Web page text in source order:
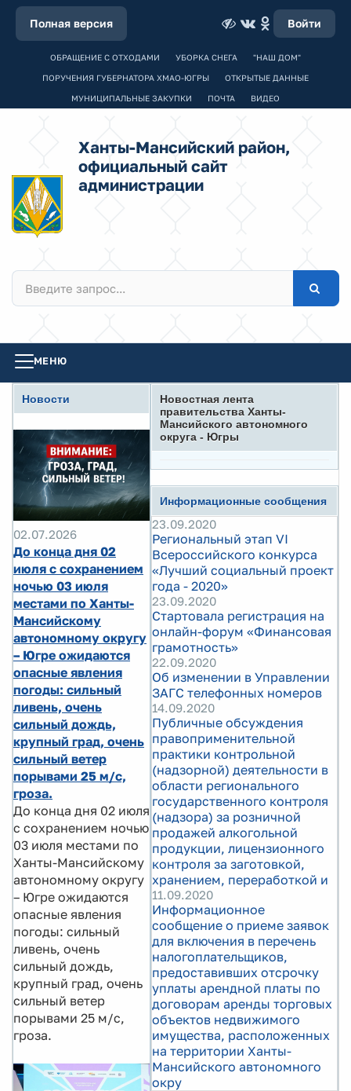
Полная версия Войти
ОБРАЩЕНИЕ С ОТХОДАМИ УБОРКА СНЕГА "НАШ ДОМ"
ПОРУЧЕНИЯ ГУБЕРНАТОРА ХМАО-ЮГРЫ ОТКРЫТЫЕ ДАННЫЕ
МУНИЦИПАЛЬНЫЕ ЗАКУПКИ ПОЧТА ВИДЕО
Ханты-Мансийский район,
официальный сайт
администрации
МЕНЮ
Новости
02.07.2026
До конца дня 02
июля с сохранением
ночью 03 июля
местами по Ханты-
Мансийскому
автономному округу
– Югре ожидаются
опасные явления
погоды: сильный
ливень, очень
сильный дождь,
крупный град, очень
сильный ветер
порывами 25 м/с,
гроза.
До конца дня 02 июля
с сохранением ночью
03 июля местами по
Ханты-Мансийскому
автономному округу
– Югре ожидаются
опасные явления
погоды: сильный
ливень, очень
сильный дождь,
крупный град, очень
сильный ветер
порывами 25 м/с,
гроза.
Новостная лента
правительства Ханты-
Мансийского автономного
округа - Югры
Информационные сообщения
23.09.2020
Региональный этап VI
Всероссийского конкурса
«Лучший социальный проект
года - 2020»
23.09.2020
Стартовала регистрация на
онлайн-форум «Финансовая
грамотность»
22.09.2020
Об изменении в Управлении
ЗАГС телефонных номеров
14.09.2020
Публичные обсуждения
правоприменительной
практики контрольной
(надзорной) деятельности в
области регионального
государственного контроля
(надзора) за розничной
продажей алкогольной
продукции, лицензионного
контроля за заготовкой,
хранением, переработкой и
11.09.2020
Информационное
сообщение о приеме заявок
для включения в перечень
налогоплательщиков,
предоставивших отсрочку
уплаты арендной платы по
договорам аренды торговых
объектов недвижимого
имущества, расположенных
на территории Ханты-
Мансийского автономного
окру